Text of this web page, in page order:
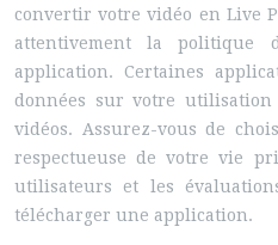
convertir votre vidéo en Live
attentivement la politique
application. Certaines
données sur votre
vidéos. Assurez-vous de
respectueuse de votre vie
utilisateurs et les
télécharger une application.